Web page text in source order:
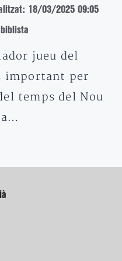
18/03/2025 09:05
biblista
jueu del
important per
temps del Nou